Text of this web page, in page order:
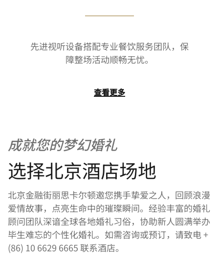
先进视听设备搭配专业餐饮服务团队，保
障整场活动顺畅无忧。
查看更多
成就您的梦幻婚礼
选择北京酒店场地
北京金融街丽思卡尔顿邀您携手挚爱之人，回顾浪漫
爱情故事，点亮生命中的璀璨瞬间。经验丰富的婚礼
顾问团队深谙全球各地婚礼习俗，协助新人圆满举办
毕生难忘的个性化婚礼。如需咨询或预订，请致电 +
(86) 10 6629 6665 联系酒店。